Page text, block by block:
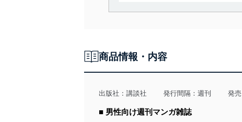
当社は、個人情報の取得・利用・
法令遵守
令及びその他の規範を常に適合さ
個人情報の安全管理措置
商品情報・内容
出版社： 講談社 発行間隔：週刊 発
■ 男性向け週刊マンガ雑誌